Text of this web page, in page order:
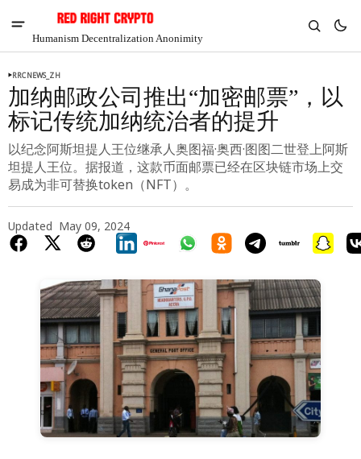
Humanism Decentralization Anonimity
Chia
$1.29
-5.17%
RRCNEWS_ZH
加纳邮政公司推出“加密邮票”，以
标记传统加纳统治者的提升
以纪念阿斯坦提人王位继承人奥图福·奥西·图图二世登上阿斯
坦提人王位。据报道，这款币面邮票已经在区块链市场上交
易成为非可替换token（NFT）。
Updated May 09, 2024